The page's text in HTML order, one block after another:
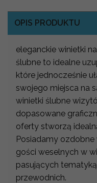
OPIS PRODUKTU
eleganckie winietki
ślubne to idealne
które jednocześnie
swojego miejsca na
winietki ślubne
dopasowane
oferty stworzą
Posiadamy
gości weselnych w
pasujących
przewodnich.